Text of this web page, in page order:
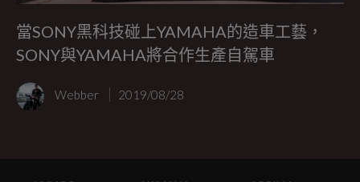
當SONY黑科技碰上YAMAHA的造車工藝，
SONY與YAMAHA將合作生產自駕車
Webber 2019/08/28